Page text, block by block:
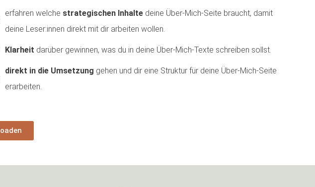
erfahren welche strategischen Inhaltedeine Über-Mich-Seite braucht, damit
deine Leser:innen direkt mit dir arbeiten wollen.
Klarheit darüber gewinnen, was du in deine Über-Mich-Texte schreiben sollst.
direkt in die Umsetzung gehen und dir eine Struktur für deine Über-Mich-Seite
erarbeiten.